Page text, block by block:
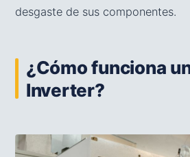
desgaste de sus componentes.
¿Cómo funciona
Inverter?